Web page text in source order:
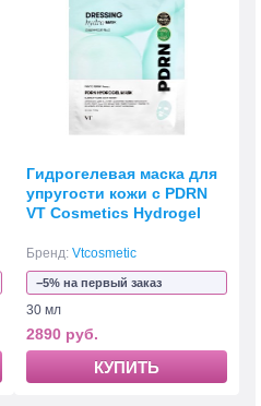
Гидрогелевая маска для
упругости кожи с PDRN
VT Cosmetics Hydrogel
Бренд: Vtcosmetic
−5% на первый заказ
30 мл
2890 руб.
КУПИТЬ